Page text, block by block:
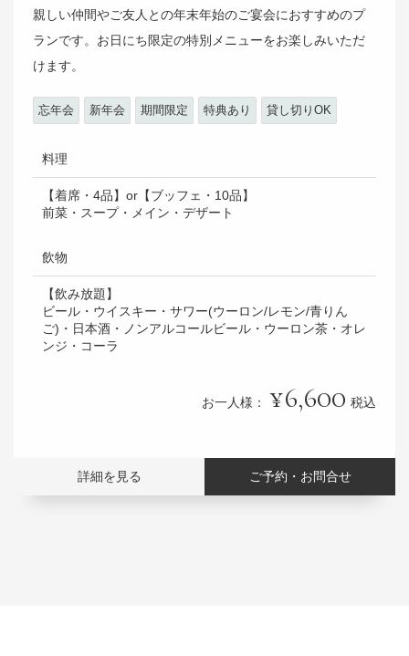
親しい仲間やご友人との年末年始のご宴会におすすめのプ
ランです。お日にち限定の特別メニューをお楽しみいただ
けます。
忘年会 新年会 期間限定 特典あり 貸し切りOK
料理
【着席・4品】or【ブッフェ・10品】
前菜・スープ・メイン・デザート
飲物
【飲み放題】
ビール・ウイスキー・サワー(ウーロン/レモン/青りん
ご)・日本酒・ノンアルコールビール・ウーロン茶・オレ
ンジ・コーラ
お一人様： 6,600 税込
詳細を見る ご予約・お問合せ